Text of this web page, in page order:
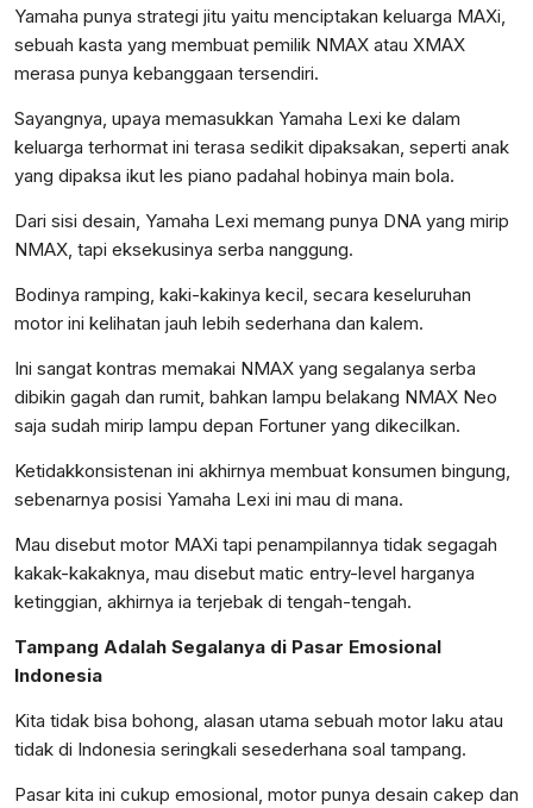
Yamaha punya strategi jitu yaitu menciptakan keluarga MAXi,
sebuah kasta yang membuat pemilik NMAX atau XMAX
merasa punya kebanggaan tersendiri.
Sayangnya, upaya memasukkan Yamaha Lexi ke dalam
keluarga terhormat ini terasa sedikit dipaksakan, seperti anak
yang dipaksa ikut les piano padahal hobinya main bola.
Dari sisi desain, Yamaha Lexi memang punya DNA yang mirip
NMAX, tapi eksekusinya serba nanggung.
Bodinya ramping, kaki-kakinya kecil, secara keseluruhan
motor ini kelihatan jauh lebih sederhana dan kalem.
Ini sangat kontras memakai NMAX yang segalanya serba
dibikin gagah dan rumit, bahkan lampu belakang NMAX Neo
saja sudah mirip lampu depan Fortuner yang dikecilkan.
Ketidakkonsistenan ini akhirnya membuat konsumen bingung,
sebenarnya posisi Yamaha Lexi ini mau di mana.
Mau disebut motor MAXi tapi penampilannya tidak segagah
kakak-kakaknya, mau disebut matic entry-level harganya
ketinggian, akhirnya ia terjebak di tengah-tengah.
Tampang Adalah Segalanya di Pasar Emosional
Indonesia
Kita tidak bisa bohong, alasan utama sebuah motor laku atau
tidak di Indonesia seringkali sesederhana soal tampang.
Pasar kita ini cukup emosional, motor punya desain cakep dan